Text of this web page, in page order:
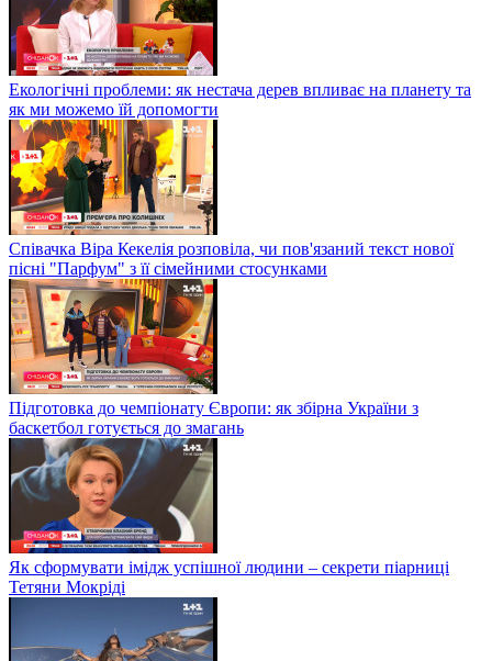
Екологічні проблеми: як нестача дерев впливає на планету та
як ми можемо їй допомогти
Співачка Віра Кекелія розповіла, чи пов'язаний текст нової
пісні "Парфум" з її сімейними стосунками
Підготовка до чемпіонату Європи: як збірна України з
баскетбол готується до змагань
Як сформувати імідж успішної людини – секрети піарниці
Тетяни Мокріді